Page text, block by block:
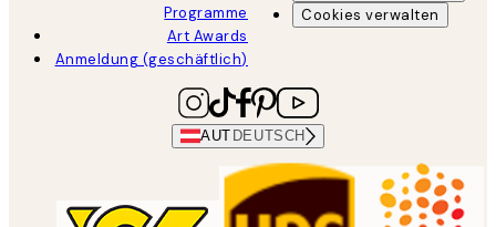
Programme
Art Awards
Anmeldung (geschäftlich)
Cookies verwalten
AUT DEUTSCH